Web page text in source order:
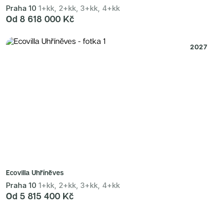
Praha 10 1+kk, 2+kk, 3+kk, 4+kk
Od 8 618 000 Kč
2027
Ecovilla Uhříněves
Praha 10 1+kk, 2+kk, 3+kk, 4+kk
Od 5 815 400 Kč